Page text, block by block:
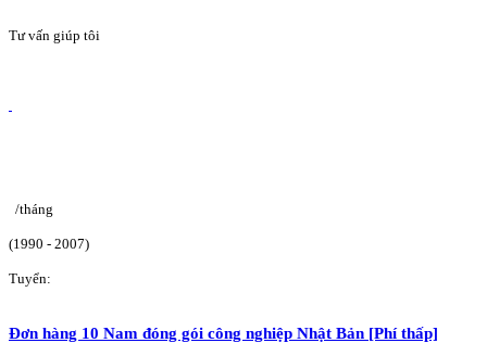
Tư vấn giúp tôi
/tháng
(1990 - 2007)
Tuyển:
Đơn hàng 10 Nam đóng gói công nghiệp Nhật Bản [Phí thấp]